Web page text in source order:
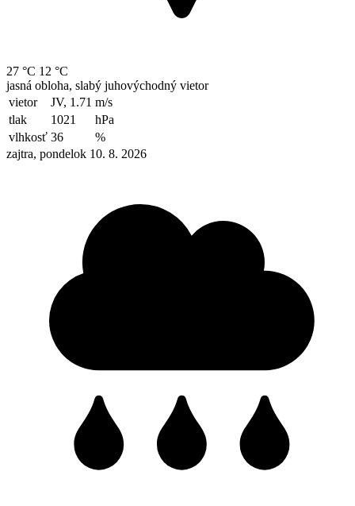
27 °C 12 °C
jasná obloha, slabý juhovýchodný vietor
vietor
JV, 1.71 m/s
tlak
1021
hPa
vlhkosť 36
%
zajtra, pondelok 10. 8. 2026